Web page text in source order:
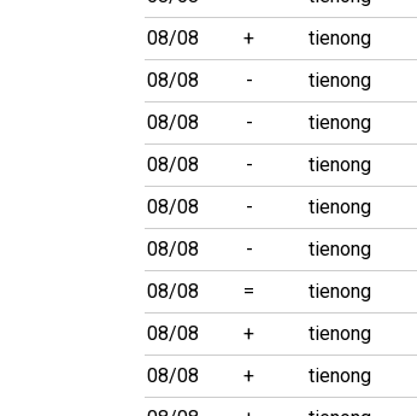
08/08
+ tienong
08/08
- tienong
08/08
- tienong
08/08
- tienong
08/08
- tienong
08/08
- tienong
08/08
= tienong
08/08
+ tienong
08/08
+ tienong